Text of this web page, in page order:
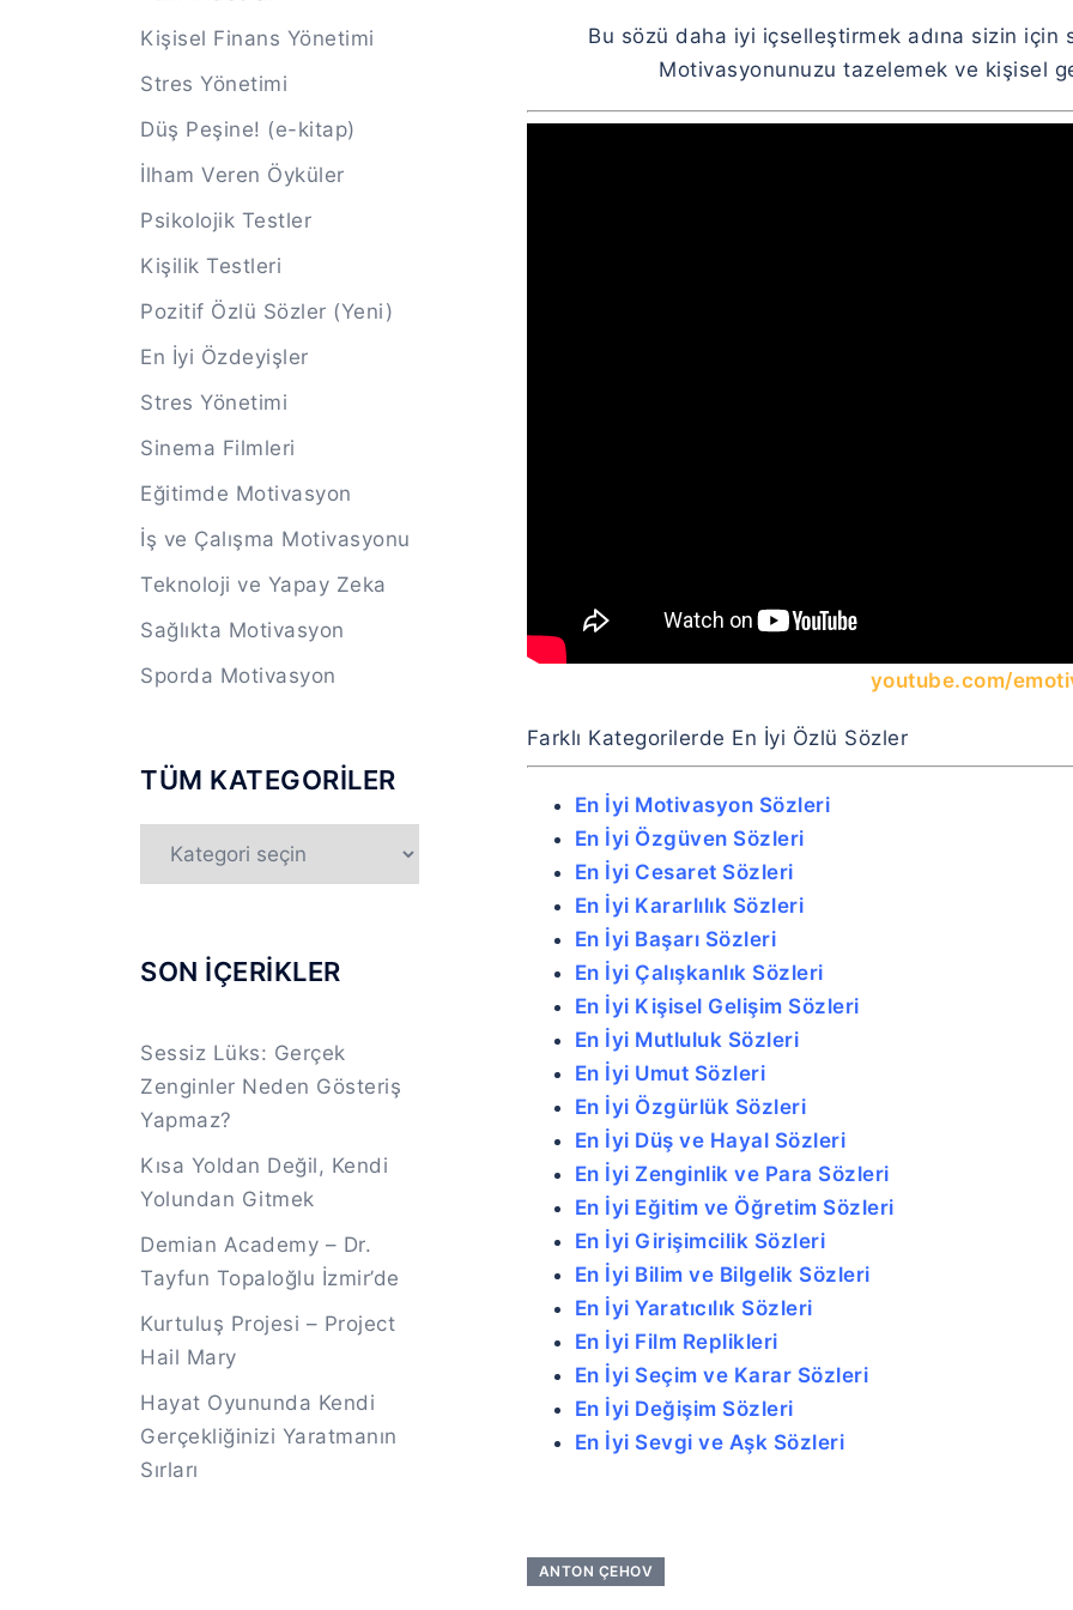
Bu sözü daha iyi içselleştirmek adına sizin için
Motivasyonunuzu tazelemek ve kişisel
youtube.com/
Farklı Kategorilerde En İyi Özlü Sözler
En İyi Motivasyon Sözleri
En İyi Özgüven Sözleri
En İyi Cesaret Sözleri
En İyi Kararlılık Sözleri
En İyi Başarı Sözleri
En İyi Çalışkanlık Sözleri
En İyi Kişisel Gelişim Sözleri
En İyi Mutluluk Sözleri
En İyi Umut Sözleri
En İyi Özgürlük Sözleri
En İyi Düş ve Hayal Sözleri
En İyi Zenginlik ve Para Sözleri
En İyi Eğitim ve Öğretim Sözleri
En İyi Girişimcilik Sözleri
En İyi Bilim ve Bilgelik Sözleri
En İyi Yaratıcılık Sözleri
En İyi Film Replikleri
En İyi Seçim ve Karar Sözleri
En İyi Değişim Sözleri
En İyi Sevgi ve Aşk Sözleri
ANTON ÇEHOV
Kişisel Finans Yönetimi
Stres Yönetimi
Düş Peşine! (e-kitap)
İlham Veren Öyküler
Psikolojik Testler
Kişilik Testleri
Pozitif Özlü Sözler (Yeni)
En İyi Özdeyişler
Stres Yönetimi
Sinema Filmleri
Eğitimde Motivasyon
İş ve Çalışma Motivasyonu
Teknoloji ve Yapay Zeka
Sağlıkta Motivasyon
Sporda Motivasyon
TÜM KATEGORİLER
KATEGORİLER
SON İÇERİKLER
Sessiz Lüks: Gerçek
Zenginler Neden Gösteriş
Yapmaz?
Kısa Yoldan Değil, Kendi
Yolundan Gitmek
Demian Academy – Dr.
Tayfun Topaloğlu İzmir’de
Kurtuluş Projesi – Project
Hail Mary
Hayat Oyununda Kendi
Gerçekliğinizi Yaratmanın
Sırları